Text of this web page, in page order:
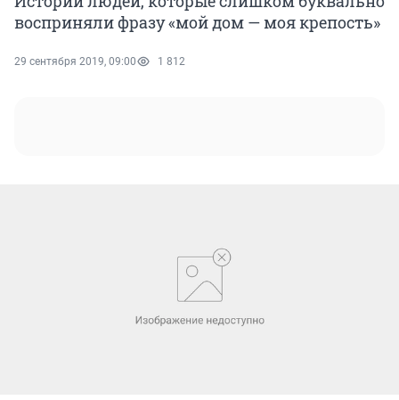
восприняли фразу «мой дом — моя крепость»
29 сентября 2019, 09:00 1 812